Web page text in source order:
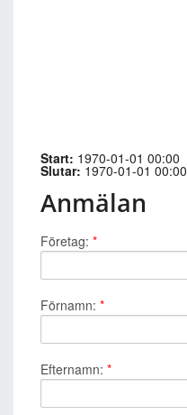
Start: 1970-01-01 00:00
Slutar: 1970-01-01 00:00
Anmälan
Företag: *
Förnamn: *
Efternamn: *